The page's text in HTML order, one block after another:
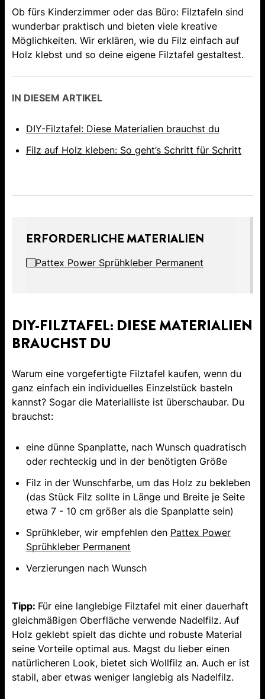
Ob fürs Kinderzimmer oder das Büro: Filztafeln sind
wunderbar praktisch und bieten viele kreative
Möglichkeiten. Wir erklären, wie du Filz einfach auf
Holz klebst und so deine eigene Filztafel gestaltest.
IN DIESEM ARTIKEL
DIY-Filztafel: Diese Materialien brauchst du
Filz auf Holz kleben: So geht’s Schritt für Schritt
DIY-FILZTAFEL: DIESE MATERIALIEN
BRAUCHST DU
Warum eine vorgefertigte Filztafel kaufen, wenn du
ganz einfach ein individuelles Einzelstück basteln
kannst? Sogar die Materialliste ist überschaubar. Du
brauchst:
ERFORDERLICHE MATERIALIEN
Pattex Power Sprühkleber Permanent
eine dünne Spanplatte, nach Wunsch quadratisch
oder rechteckig und in der benötigten Größe
Filz in der Wunschfarbe, um das Holz zu bekleben
(das Stück Filz sollte in Länge und Breite je Seite
etwa 7 - 10 cm größer als die Spanplatte sein)
Sprühkleber, wir empfehlen den Pattex Power
Sprühkleber Permanent
Verzierungen nach Wunsch
Tipp: Für eine langlebige Filztafel mit einer dauerhaft
gleichmäßigen Oberfläche verwende Nadelfilz. Auf
Holz geklebt spielt das dichte und robuste Material
seine Vorteile optimal aus. Magst du lieber einen
natürlicheren Look, bietet sich Wollfilz an. Auch er ist
stabil, aber etwas weniger langlebig als Nadelfilz.